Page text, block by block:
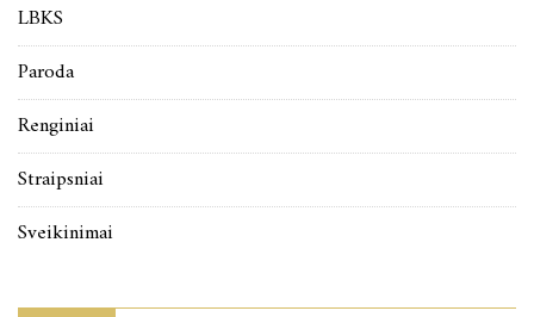
LBKS
Paroda
Renginiai
Straipsniai
Sveikinimai